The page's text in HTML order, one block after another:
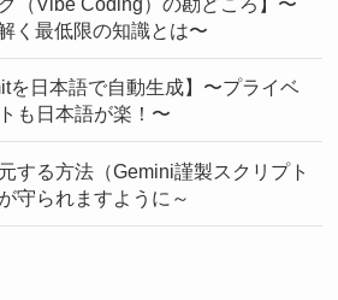
く最低限の知識とは〜
を日本語で自動生成】〜プライベ
も日本語が楽！〜
する方法（Gemini謹製スクリプト
守られますように～